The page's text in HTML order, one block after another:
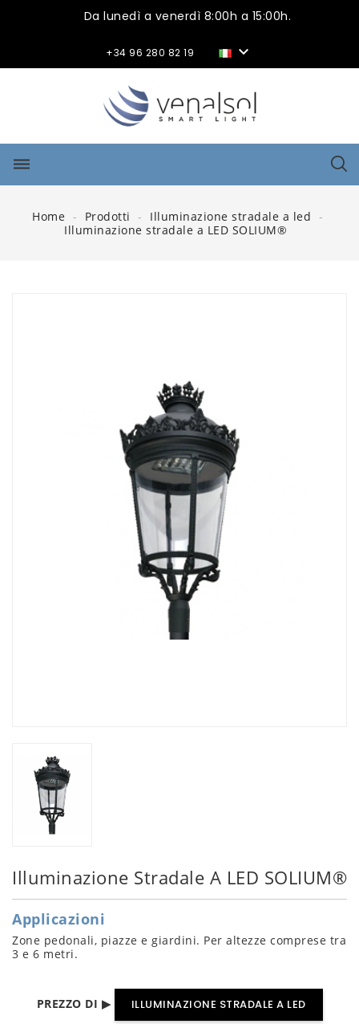
Da lunedì a venerdì 8:00h a 15:00h.
+34 96 280 82 19 
dehaze
Home Prodotti
Illuminazione stradale a led
Illuminazione stradale a LED SOLIUM®
Illuminazione Stradale A LED SOLIUM®
Applicazioni
Zone pedonali, piazze e giardini. Per altezze comprese tra
3 e 6 metri.
PREZZO DI ▶ ILLUMINAZIONE STRADALE A LED